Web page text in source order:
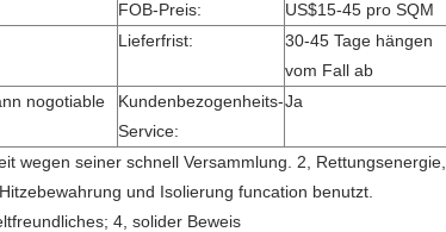
FOB-Preis:
US$15-45 pro SQM
Lieferfrist:
30-45 Tage hängen
vom Fall ab
nogotiable
Kundenbezogenheits-
Service:
Ja
wegen seiner schnell Versammlung. 2, Rettungsenergie,
und Isolierung funcation benutzt.
4, solider Beweis